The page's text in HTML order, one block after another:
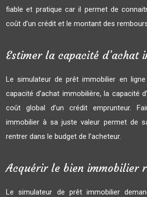
fiable et pratique car il permet de
coût d’un crédit et le montant des
Estimer la capacité d’achat
Le simulateur de prêt immobilier en
capacité d’achat immobilière, la capacité
coût global d’un crédit emprunteur.
immobilier à sa juste valeur permet de
rentrer dans le budget de l’acheteur.
Acquérir le bien immobilier
Le simulateur de prêt immobilier